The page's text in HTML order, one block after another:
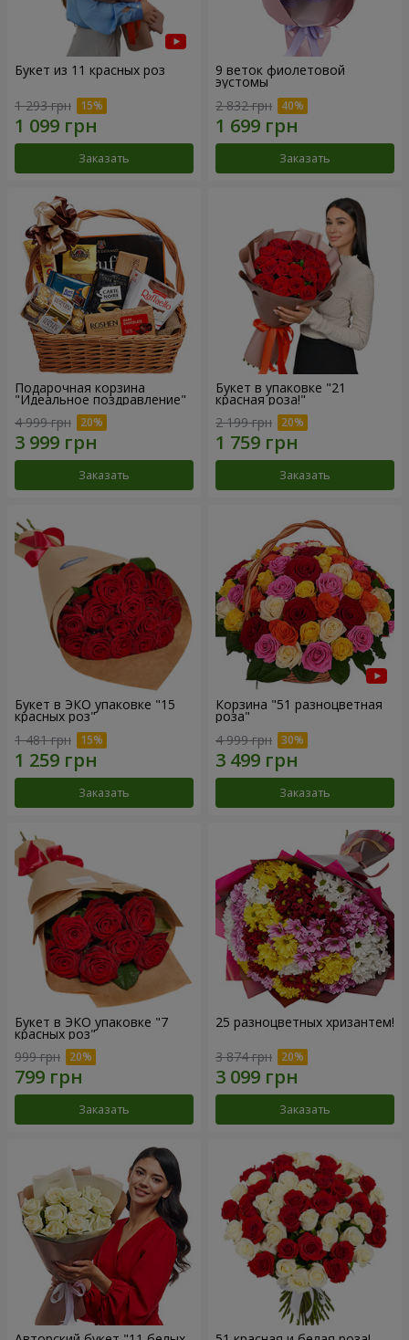
Букет из 11 красных роз
1 293 грн
Заказать
9 веток фиолетовой
эустомы
2 832 грн
Заказать
Подарочная корзина
"Идеальное поздравление"
4 999 грн
Заказать
Букет в упаковке "21
красная роза!"
2 199 грн
Заказать
Букет в ЭКО упаковке "15
красных роз"
1 481 грн
Заказать
Корзина "51 разноцветная
роза"
4 999 грн
Заказать
Букет в ЭКО упаковке "7
красных роз"
999 грн
Заказать
25 разноцветных хризантем!
3 874 грн
Заказать